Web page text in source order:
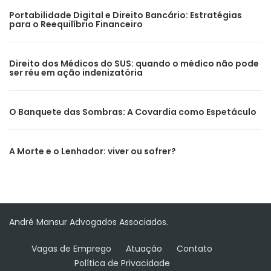
Portabilidade Digital e Direito Bancário: Estratégias
para o Reequilíbrio Financeiro
Direito dos Médicos do SUS: quando o médico não pode
ser réu em ação indenizatória
O Banquete das Sombras: A Covardia como Espetáculo
A Morte e o Lenhador: viver ou sofrer?
André Mansur Advogados Associados.
Vagas de Emprego Atuação
Contato
Política de Privacidade